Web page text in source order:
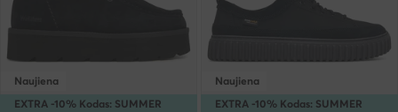
EXTRA -10% Kodas: SUMMER
Naujiena
EXTRA -10% Kodas: SUMMER
Naujiena